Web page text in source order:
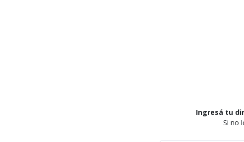
Ingresá tu
Si no